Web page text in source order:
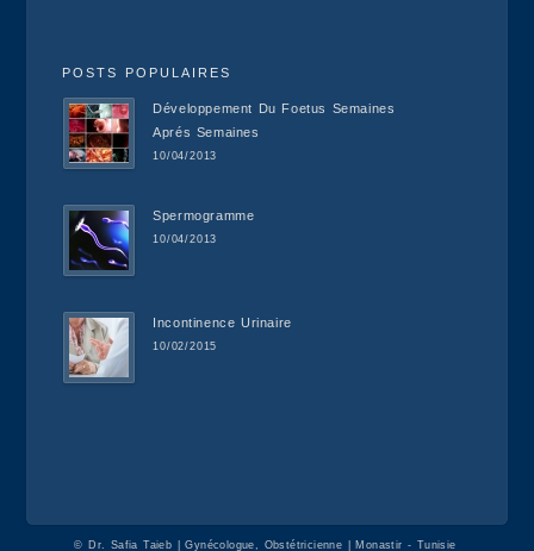
POSTS POPULAIRES
Développement Du Foetus Semaines
Aprés Semaines
10/04/2013
Spermogramme
10/04/2013
Incontinence Urinaire
10/02/2015
© Dr. Safia Taieb | Gynécologue, Obstétricienne | Monastir - Tunisie